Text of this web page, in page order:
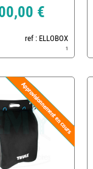
€
ref : ELLOBOX
1